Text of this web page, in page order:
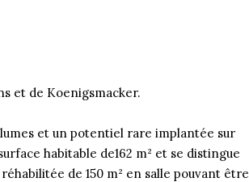
et de Koenigsmacker.
et un potentiel rare implantée sur
habitable de162 m² et se distingue
de 150 m² en salle pouvant être